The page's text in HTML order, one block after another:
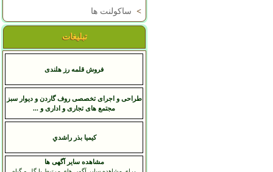
> ساکولنت ها
تبلیغات
فروش قلمه رز هلندی
طراحی و اجرای تخصصی روف گاردن و دیوار سبز
مجتمع های تجاری و اداری و ...
کيميا بذر راشدي
مشاهده سایر آگهی ها